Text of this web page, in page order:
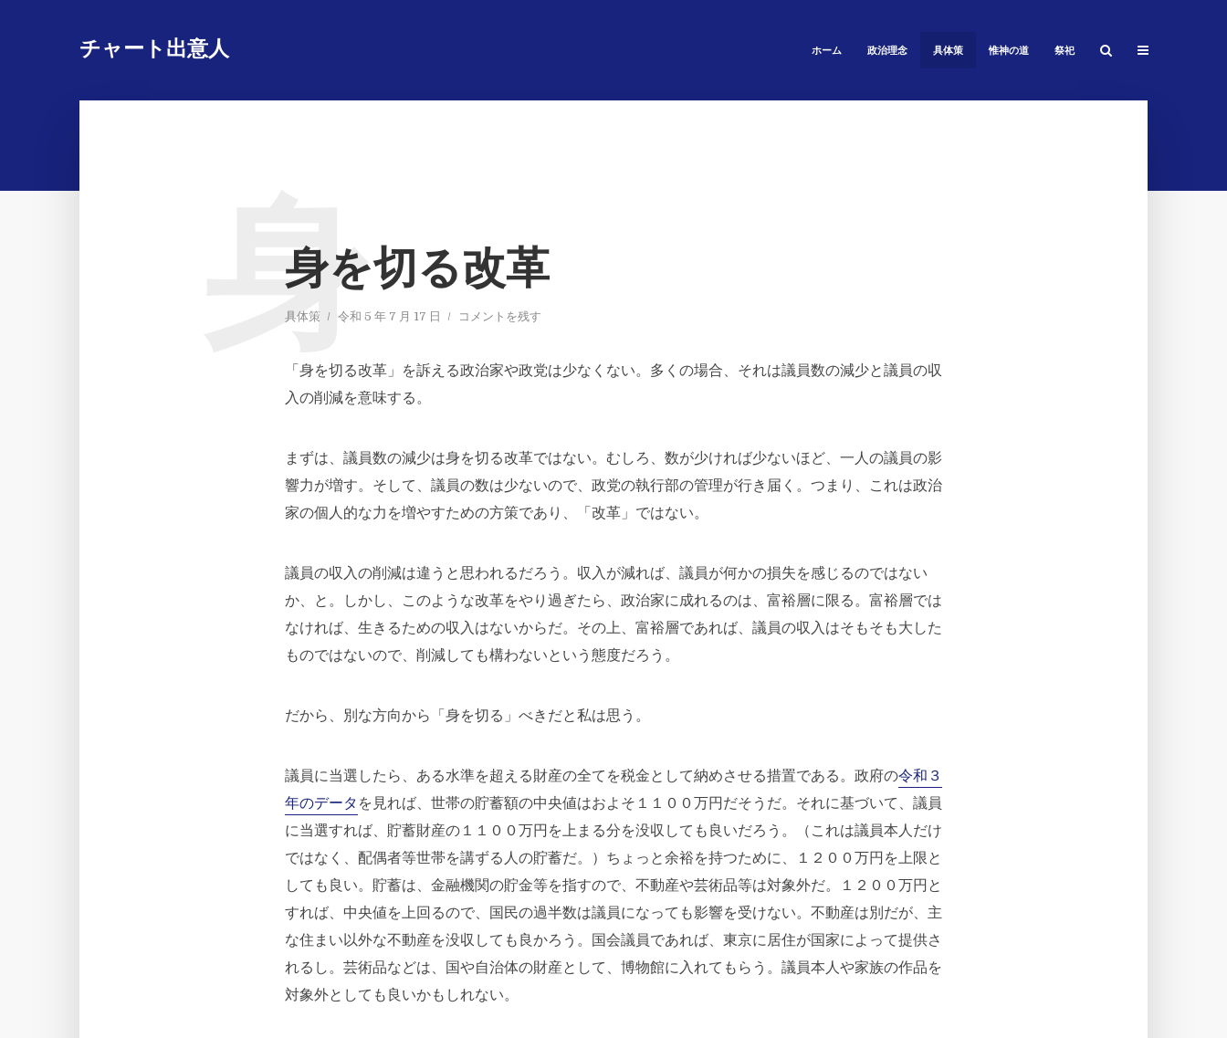
チャート出意人 ホーム 政治理念 具体策 惟神の道 祭祀
身を切る改革
具体策 令和 5 年 7 月 17 日 コメントを残す
身
「身を切る改革」を訴える政治家や政党は少なくない。多くの場合、それは議員数の減少と議員の収
入の削減を意味する。
まずは、議員数の減少は身を切る改革ではない。むしろ、数が少ければ少ないほど、一人の議員の影
響力が増す。そして、議員の数は少ないので、政党の執行部の管理が行き届く。つまり、これは政治
家の個人的な力を増やすための方策であり、「改革」ではない。
議員の収入の削減は違うと思われるだろう。収入が減れば、議員が何かの損失を感じるのではない
か、と。しかし、このような改革をやり過ぎたら、政治家に成れるのは、富裕層に限る。富裕層では
なければ、生きるための収入はないからだ。その上、富裕層であれば、議員の収入はそもそも大した
ものではないので、削減しても構わないという態度だろう。
だから、別な方向から「身を切る」べきだと私は思う。
議員に当選したら、ある水準を超える財産の全てを税金として納めさせる措置である。政府の令和３
年のデータ を見れば、世帯の貯蓄額の中央値はおよそ１１００万円だそうだ。それに基づいて、議員
に当選すれば、貯蓄財産の１１００万円を上まる分を没収しても良いだろう。（これは議員本人だけ
ではなく、配偶者等世帯を講ずる人の貯蓄だ。）ちょっと余裕を持つために、１２００万円を上限と
しても良い。貯蓄は、金融機関の貯金等を指すので、不動産や芸術品等は対象外だ。１２００万円と
すれば、中央値を上回るので、国民の過半数は議員になっても影響を受けない。不動産は別だが、主
な住まい以外な不動産を没収しても良かろう。国会議員であれば、東京に居住が国家によって提供さ
れるし。芸術品などは、国や自治体の財産として、博物館に入れてもらう。議員本人や家族の作品を
対象外としても良いかもしれない。